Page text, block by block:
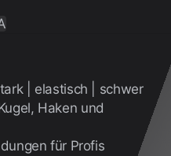
| elastisch | schwer
Haken und
für Profis